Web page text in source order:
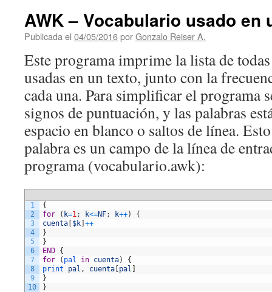
AWK – Vocabulario usado en
Publicada el 04/05/2016porGonzalo Reiser A.
Este programa imprime la lista de
usadas en un texto, junto con la
cada una. Para simplificar el programa
signos de puntuación, y las palabras
espacio en blanco o saltos de línea.
palabra es un campo de la línea de
programa (vocabulario.awk):
1
2
3
4
5
6
7
8
9
10
{
for
( k=1; k<=NF; k++)
{
cuenta $k ++
}
}
END {
for
( pal in cuenta)
{
print pal , cuenta pal
}
}